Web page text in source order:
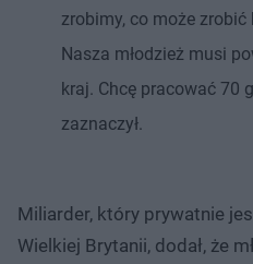
zrobimy, co może zrobić
Nasza młodzież musi
kraj. Chcę pracować 70
zaznaczył.
Miliarder, który prywatnie
Wielkiej Brytanii, dodał, że